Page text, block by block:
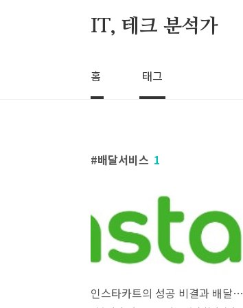
IT, 테크 분석가
홈 태그
배달서비스 1
인스타카트의 성공 비결과 배달 서비스